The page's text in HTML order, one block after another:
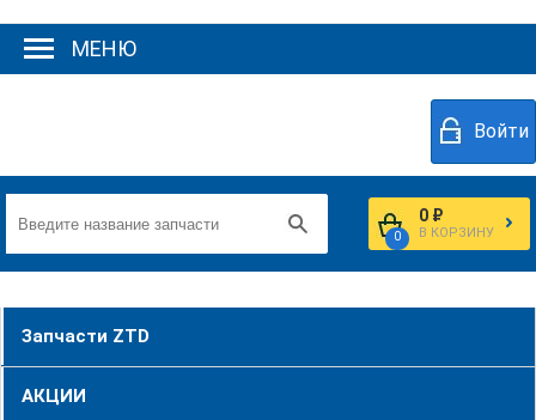
МЕНЮ
Войти
0
0 ₽
В КОРЗИНУ
Запчасти ZTD
АКЦИИ